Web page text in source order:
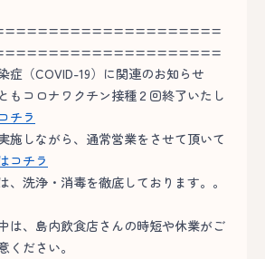
症（COVID-19）に関連のお知らせ
もコロナワクチン接種２回終了いたし
チラ
施しながら、通常営業をさせて頂いて
コチラ
、洗浄・消毒を徹底しております。。
は、島内飲食店さんの時短や休業がご
ください。